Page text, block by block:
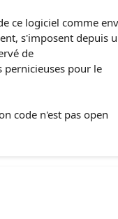
ce logiciel comme
s'imposent depuis
de
pour le
code n'est pas open